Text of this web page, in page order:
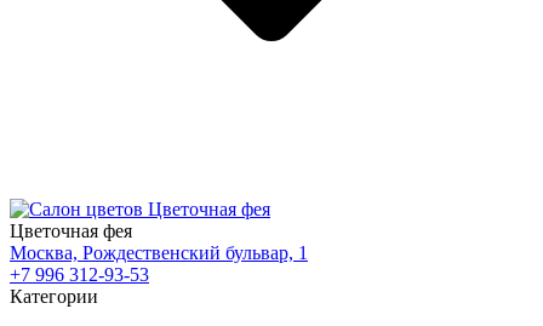
Цветочная фея
Москва, Рождественский бульвар, 1
+7 996 312-93-53
Категории